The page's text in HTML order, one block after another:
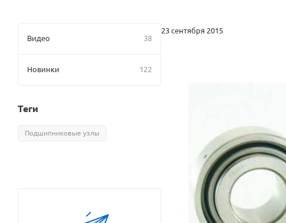
23 сентября 2015
Видео 38
Новинки 122
Теги
Подшипниковые узлы